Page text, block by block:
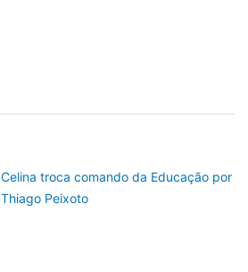
Celina troca comando da Educação por
Thiago Peixoto